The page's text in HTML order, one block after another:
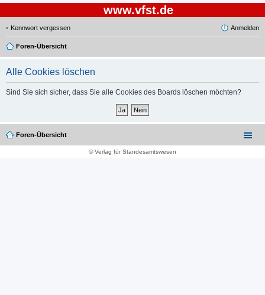
www.vfst.de
Kennwort vergessen Anmelden
Foren-Übersicht
Alle Cookies löschen
Sind Sie sich sicher, dass Sie alle Cookies des Boards löschen möchten?
Foren-Übersicht
© Verlag für Standesamtswesen